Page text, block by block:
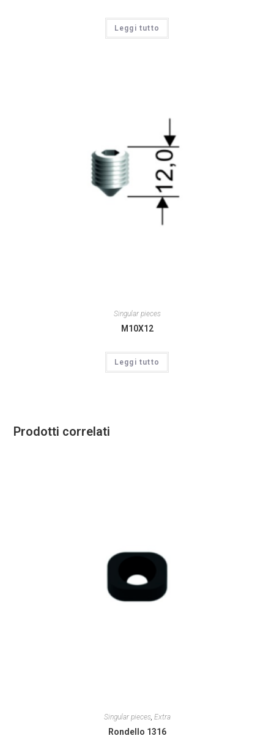
Leggi tutto
Singular pieces
M10X12
Leggi tutto
Prodotti correlati
Singular pieces, Extra
Rondello 1316